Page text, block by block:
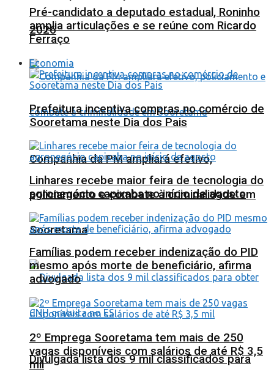
2026
Companhia da PM ampliará efetivo,
policiamento e combate à criminalidade em
Sooretama
Divulgada lista dos 9 mil classificados para
Pré-candidato a deputado estadual, Roninho
amplia articulações e se reúne com Ricardo
Ferraço
Economia
Prefeitura incentiva compras no comércio de
Sooretama neste Dia dos Pais
Linhares recebe maior feira de tecnologia do
agronegócio capixaba no início de agosto
Famílias podem receber indenização do PID
mesmo após morte de beneficiário, afirma
advogado
2º Emprega Sooretama tem mais de 250
vagas disponíveis com salários de até R$ 3,5
mil